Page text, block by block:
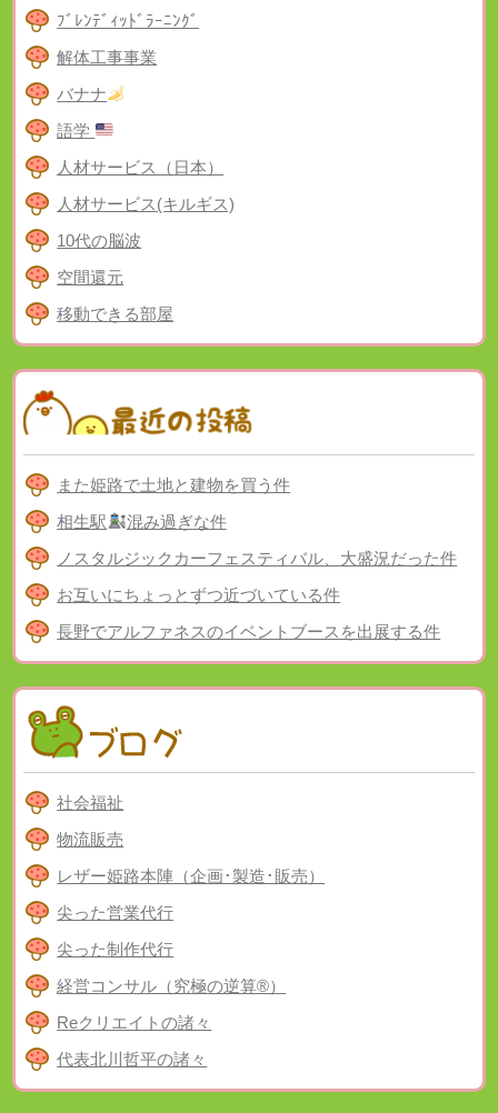
ﾌﾞﾚﾝﾃﾞｨｯﾄﾞﾗｰﾆﾝｸﾞ
解体工事事業
バナナ
語学
人材サービス（日本）
人材サービス(キルギス)
10代の脳波
空間還元
移動できる部屋
また姫路で土地と建物を買う件
相生駅
混み過ぎな件
ノスタルジックカーフェスティバル、大盛況だった件
お互いにちょっとずつ近づいている件
長野でアルファネスのイベントブースを出展する件
社会福祉
物流販売
レザー姫路本陣（企画･製造･販売）
尖った営業代行
尖った制作代行
経営コンサル（究極の逆算®）
Reクリエイトの諸々
代表北川哲平の諸々